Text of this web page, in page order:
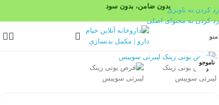
بدون ضامن، بدون سود
رد کردن به ناوبری
رد کردن به محتوای اصلی
منو
ناموجو
د
بزرگنمایی تصویر